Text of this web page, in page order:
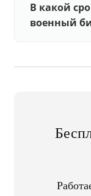
В какой
военный